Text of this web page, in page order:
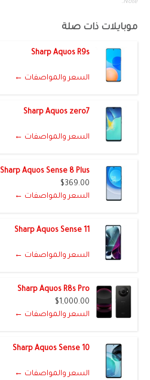
Note.
موبايلات ذات صلة
Sharp Aquos R9s
السعر والمواصفات ←
Sharp Aquos zero7
السعر والمواصفات ←
Sharp Aquos Sense 8 Plus
$369.00
السعر والمواصفات ←
Sharp Aquos Sense 11
السعر والمواصفات ←
Sharp Aquos R8s Pro
$1,000.00
السعر والمواصفات ←
Sharp Aquos Sense 10
السعر والمواصفات ←